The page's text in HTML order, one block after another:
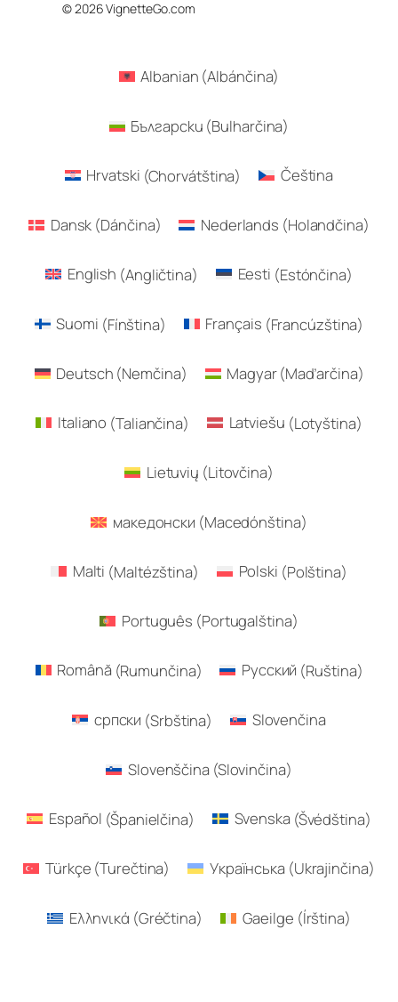
© 2026 VignetteGo.com
Albanian (Albánčina)
Български (Bulharčina)
Hrvatski (Chorvátština) Čeština
Dansk (Dánčina) Nederlands (Holandčina)
English (Angličtina) Eesti (Estónčina)
Suomi (Fínština) Français (Francúzština)
Deutsch (Nemčina) Magyar(Maďarčina)
Italiano (Taliančina) Latviešu (Lotyština)
Lietuvių (Litovčina)
македонски (Macedónština)
Malti (Maltézština) Polski (Polština)
Português (Portugalština)
Română(Rumunčina) Русский (Ruština)
српски (Srbština) Slovenčina
Slovenščina(Slovinčina)
Español (Španielčina) Svenska(Švédština)
Türkçe (Turečtina) Українська(Ukrajinčina)
Ελληνικά (Gréčtina) Gaeilge (Írština)